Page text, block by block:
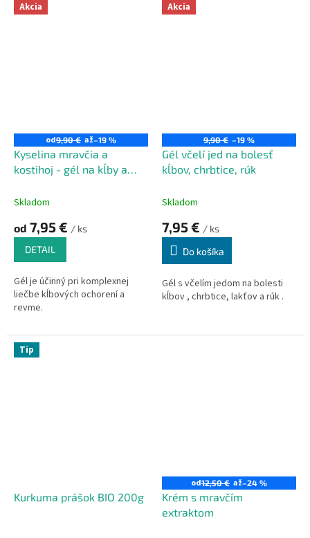
prírodné mazanie pre mnoho
neduhov. Používa sa
éterických olejov je navrhnutá
tak, aby podporila regeneráciu
Akcia
od9,90 € až–19 %
Kyselina mravčia a
kostihoj - gél na kĺby a
Skladom
od 7,95 € / ks
DETAIL
Gél je účinný pri komplexnej
liečbe kĺbových ochorení a
revme.
Akcia
9,90 € –19 %
Gél včelí jed na bolesť
kĺbov, chrbtice, rúk
Skladom
7,95 € / ks
Do košíka
Gél s včelím jedom na bolesti
kĺbov , chrbtice, lakťov a rúk .
Tip
Kurkuma prášok BIO 200g
od12,50 € až–24 %
Krém s mravčím
extraktom